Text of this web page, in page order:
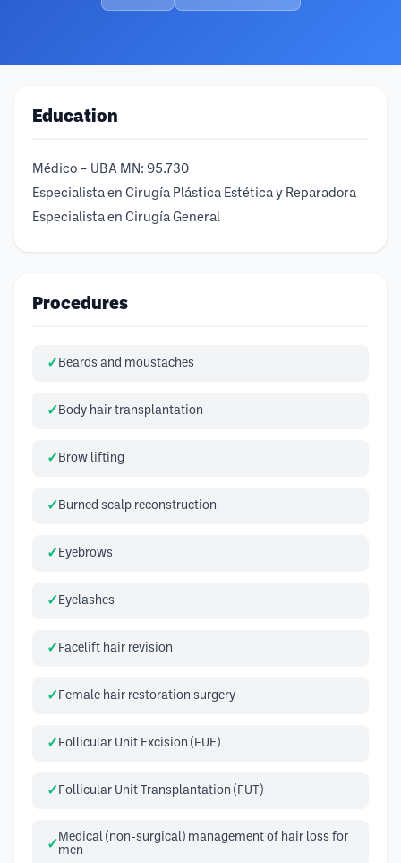
Education
Médico – UBA MN: 95.730
Especialista en Cirugía Plástica Estética y Reparadora
Especialista en Cirugía General
Procedures
Beards and moustaches
Body hair transplantation
Brow lifting
Burned scalp reconstruction
Eyebrows
Eyelashes
Facelift hair revision
Female hair restoration surgery
Follicular Unit Excision (FUE)
Follicular Unit Transplantation (FUT)
Medical (non-surgical) management of hair loss for
men